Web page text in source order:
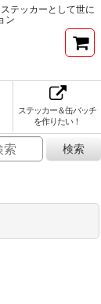
テッカーとして世に
ン
ステッカー＆缶バッチ
を作りたい！